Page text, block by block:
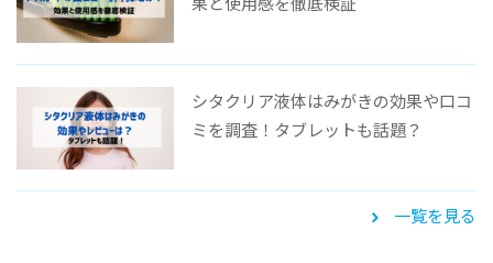
シタクリア液体はみがきの効果や口コ
ミを調査！タブレットも話題？
一覧を見る